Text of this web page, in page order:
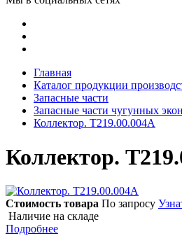
Главная
Каталог продукции
Запасные части
Запасные части чугунных
Коллектор. Т219.00.004А
Коллектор.
Стоимость товара По запросу
Наличие на складе
Подробнее